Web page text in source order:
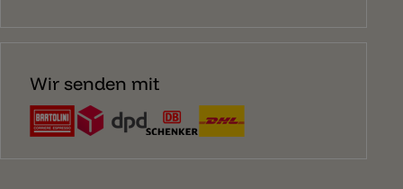
Wir senden mit